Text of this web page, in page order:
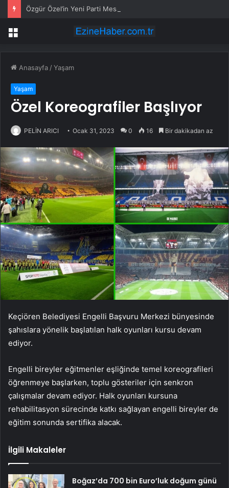
Menü
Anasayfa /Yaşam
Yaşam
Özel Koreografiler Başlıyor
PELİN ARICI Ocak 31, 2023 0 16 Bir dakikadan az
Keçiören Belediyesi Engelli Başvuru Merkezi bünyesinde
şahıslara yönelik başlatılan halk oyunları kursu devam
ediyor.
Engelli bireyler eğitmenler eşliğinde temel koreografileri
öğrenmeye başlarken, toplu gösteriler için senkron
çalışmalar devam ediyor. Halk oyunları kursuna
rehabilitasyon sürecinde katkı sağlayan engelli bireyler de
eğitim sonunda sertifika alacak.
İlgili Makaleler
Boğaz’da 700 bin Euro’luk doğum günü